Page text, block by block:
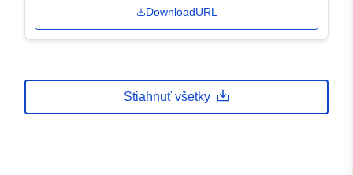
DownloadURL
Stiahnuť všetky